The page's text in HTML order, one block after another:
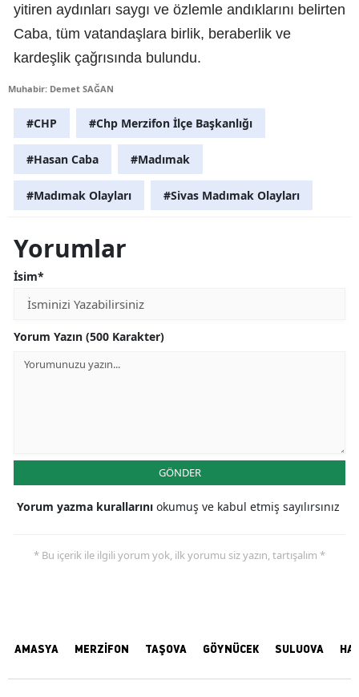
yitiren aydınları saygı ve özlemle andıklarını belirten
Caba, tüm vatandaşlara birlik, beraberlik ve
kardeşlik çağrısında bulundu.
Muhabir: Demet SAĞAN
#CHP #Chp Merzifon İlçe Başkanlığı
#Hasan Caba #Madımak
#Madımak Olayları #Sivas Madımak Olayları
Yorumlar
İsim*
Yorum Yazın (500 Karakter)
GÖNDER
Yorum yazma kurallarını okumuş ve kabul etmiş sayılırsınız
* Bu içerik ile ilgili yorum yok, ilk yorumu siz yazın, tartışalım *
AMASYA MERZİFON TAŞOVA GÖYNÜCEK SULUOVA